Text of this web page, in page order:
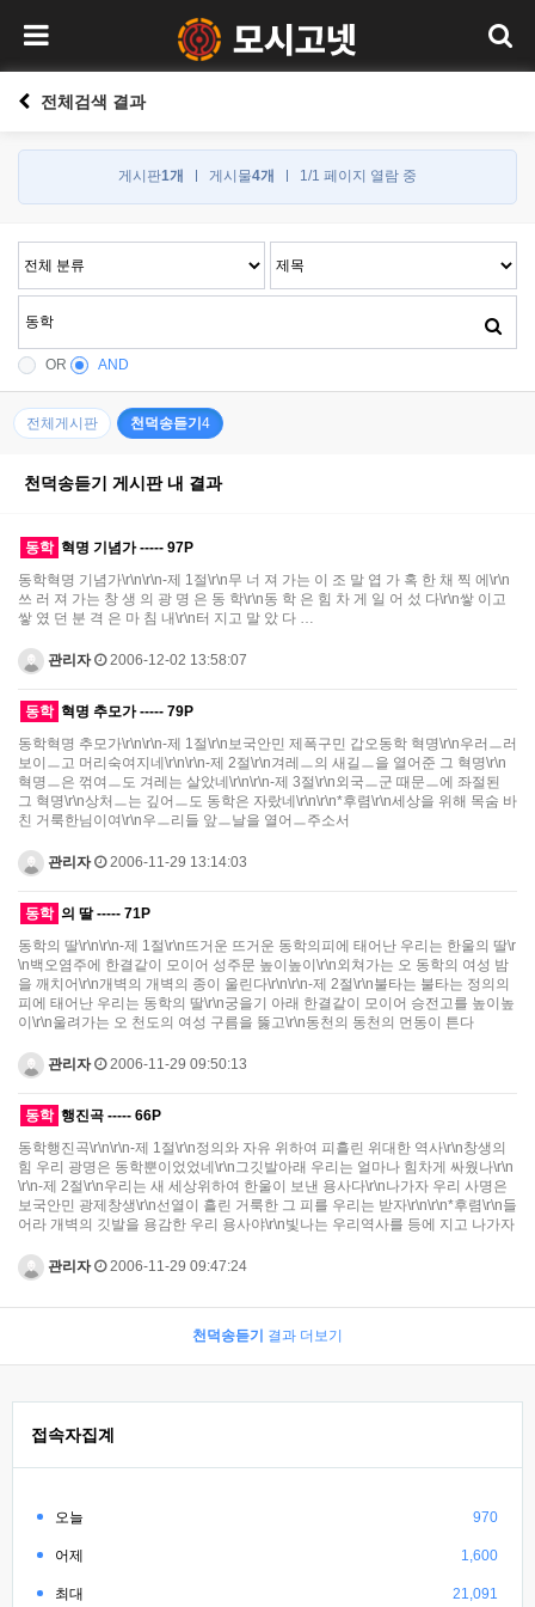
전체검색 결과
게시판1개 게시물4개 1/1 페이지 열람 중
OR AND
전체게시판 천덕송듣기4
천덕송듣기 게시판 내 결과
동학 혁명 기념가 ----- 97P
동학혁명 기념가\r\n\r\n-제 1절\r\n무 너 져 가는 이 조 말 엽 가 혹 한 채 찍 에\r\n
쓰 러 져 가는 창 생 의 광 명 은 동 학\r\n동 학 은 힘 차 게 일 어 섰 다\r\n쌓 이고
쌓 였 던 분 격 은 마 침 내\r\n터 지고 말 았 다 …
관리자 2006-12-02 13:58:07
동학 혁명 추모가 ----- 79P
동학혁명 추모가\r\n\r\n-제 1절\r\n보국안민 제폭구민 갑오동학 혁명\r\n우러ㅡ러
보이ㅡ고 머리숙여지네\r\n\r\n-제 2절\r\n겨레ㅡ의 새길ㅡ을 열어준 그 혁명\r\n
혁명ㅡ은 꺾여ㅡ도 겨레는 살았네\r\n\r\n-제 3절\r\n외국ㅡ군 때문ㅡ에 좌절된
그 혁명\r\n상처ㅡ는 깊어ㅡ도 동학은 자랐네\r\n\r\n*후렴\r\n세상을 위해 목숨 바
친 거룩한님이여\r\n우ㅡ리들 앞ㅡ날을 열어ㅡ주소서
관리자 2006-11-29 13:14:03
동학 의 딸 ----- 71P
동학의 딸\r\n\r\n-제 1절\r\n뜨거운 뜨거운 동학의피에 태어난 우리는 한울의 딸\r
\n백오염주에 한결같이 모이어 성주문 높이높이\r\n외쳐가는 오 동학의 여성 밤
을 깨치어\r\n개벽의 개벽의 종이 울린다\r\n\r\n-제 2절\r\n불타는 불타는 정의의
피에 태어난 우리는 동학의 딸\r\n궁을기 아래 한결같이 모이어 승전고를 높이높
이\r\n울려가는 오 천도의 여성 구름을 뚫고\r\n동천의 동천의 먼동이 튼다
관리자 2006-11-29 09:50:13
동학 행진곡 ----- 66P
동학행진곡\r\n\r\n-제 1절\r\n정의와 자유 위하여 피흘린 위대한 역사\r\n창생의
힘 우리 광명은 동학뿐이었었네\r\n그깃발아래 우리는 얼마나 힘차게 싸웠나\r\n
\r\n-제 2절\r\n우리는 새 세상위하여 한울이 보낸 용사다\r\n나가자 우리 사명은
보국안민 광제창생\r\n선열이 흘린 거룩한 그 피를 우리는 받자\r\n\r\n*후렴\r\n들
어라 개벽의 깃발을 용감한 우리 용사야\r\n빛나는 우리역사를 등에 지고 나가자
관리자 2006-11-29 09:47:24
천덕송듣기 결과 더보기
접속자집계
오늘 970
어제 1,600
최대 21,091